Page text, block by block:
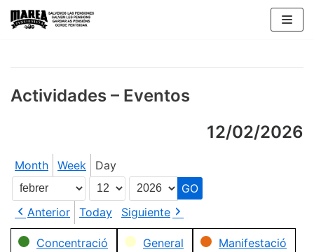
Skip
Actividades – Eventos
12/02/2026
Month Week Day
Month
Day
Year
Anterior
Today
Siguiente
Categories
Concentració General Manifestació